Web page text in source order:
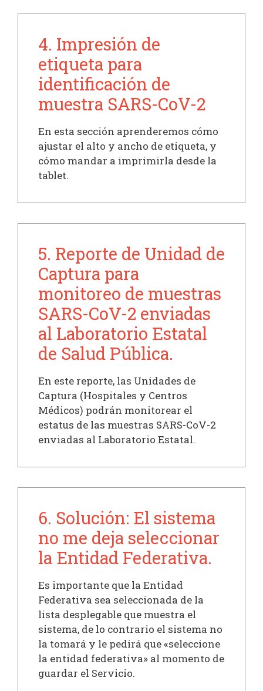
4. Impresión de
etiqueta para
identificación de
muestra SARS-CoV-2
En esta sección aprenderemos cómo
ajustar el alto y ancho de etiqueta, y
cómo mandar a imprimirla desde la
tablet.
5. Reporte de Unidad de
Captura para
monitoreo de muestras
SARS-CoV-2 enviadas
al Laboratorio Estatal
de Salud Pública.
En este reporte, las Unidades de
Captura (Hospitales y Centros
Médicos) podrán monitorear el
estatus de las muestras SARS-CoV-2
enviadas al Laboratorio Estatal.
6. Solución: El sistema
no me deja seleccionar
la Entidad Federativa.
Es importante que la Entidad
Federativa sea seleccionada de la
lista desplegable que muestra el
sistema, de lo contrario el sistema no
la tomará y le pedirá que «seleccione
la entidad federativa» al momento de
guardar el Servicio.